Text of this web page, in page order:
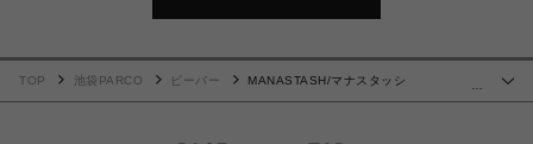
TOP 池袋PARCO ビーバー
MANASTASH/マナスタッシ